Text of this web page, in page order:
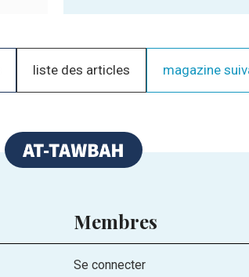
liste des articles magazine
Membres
Se connecter